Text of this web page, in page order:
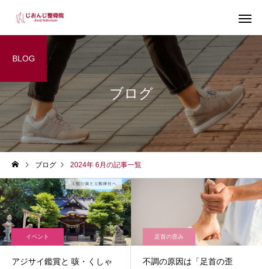
インソール 足の診
脚中心トレーニング お腹引締め
ブログ
BLOG
ブログ 2024年 6月の記事一覧
イベント
アジサイ鑑賞と 咳・くしゃ
足首の歪み
不調の原因は「足首の歪